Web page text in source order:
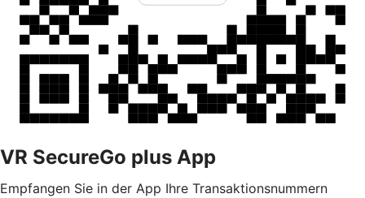
VR SecureGo plus App
Empfangen Sie in der App Ihre Transaktionsnummern